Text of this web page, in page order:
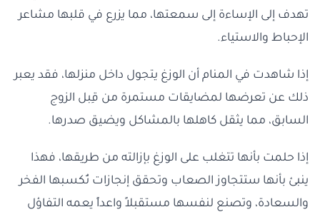
تهدف إلى الإساءة إلى سمعتها، مما يزرع في قلبها مشاعر
الإحباط والاستياء.
إذا شاهدت في المنام أن الوزغ يتجول داخل منزلها، فقد يعبر
ذلك عن تعرضها لمضايقات مستمرة من قِبل الزوج
السابق، مما يثقل كاهلها بالمشاكل ويضيق صدرها.
إذا حلمت بأنها تتغلب على الوزغ بإزالته من طريقها، فهذا
ينبئ بأنها ستتجاوز الصعاب وتحقق إنجازات تُكسبها الفخر
والسعادة، وتصنع لنفسها مستقبلاً واعداً يعمه التفاؤل